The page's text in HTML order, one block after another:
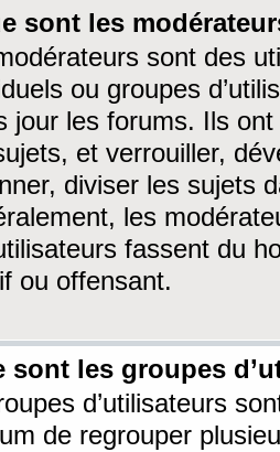
sont les
sont des
ou groupes
jour les forums. Ils ont
et verrouiller,
diviser les sujets
les
fassent du
ou offensant.
sont les groupes
d’utilisateurs
de regrouper